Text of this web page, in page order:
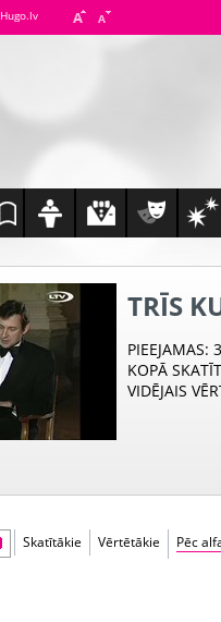
TRĪS
PIEEJAMAS:
KOPĀ
VIDĒJAIS
Skatītākie Vērtētākie Pēc